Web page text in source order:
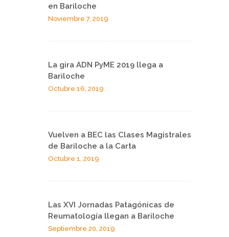
en Bariloche
Noviembre 7, 2019
La gira ADN PyME 2019 llega a
Bariloche
Octubre 16, 2019
Vuelven a BEC las Clases Magistrales
de Bariloche a la Carta
Octubre 1, 2019
Las XVI Jornadas Patagónicas de
Reumatología llegan a Bariloche
Septiembre 20, 2019